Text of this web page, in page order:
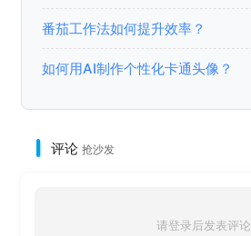
番茄工作法如何提升效率？
如何用AI制作个性化卡通头像？
评论 抢沙发
请登录后发表评论